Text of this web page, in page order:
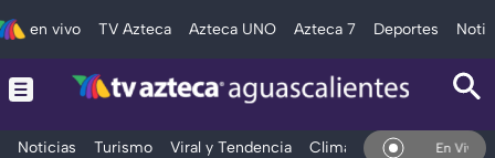
en vivo TV Azteca Azteca UNO Azteca 7 Deportes
Noticias Turismo Viral y Tendencia Clima Deportes En Vivo